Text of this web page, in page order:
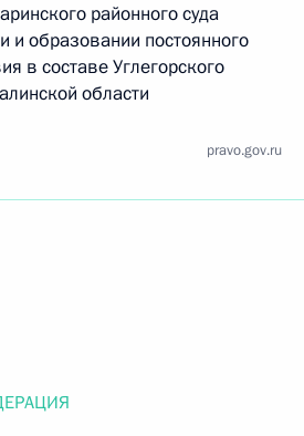
районного суда
и образовании постоянного
в составе Углегорского
области
pravo.gov.ru